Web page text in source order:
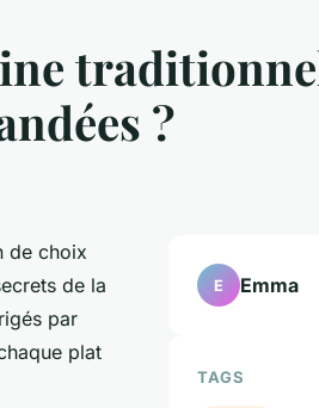
?
de choix
de la
par
plat
E Emma
TAGS